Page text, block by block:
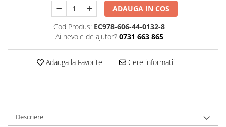
ADAUGA IN COS
Cod Produs: EC978-606-44-0132-8
Ai nevoie de ajutor? 0731 663 865
Adauga la Favorite Cere informatii
Descriere